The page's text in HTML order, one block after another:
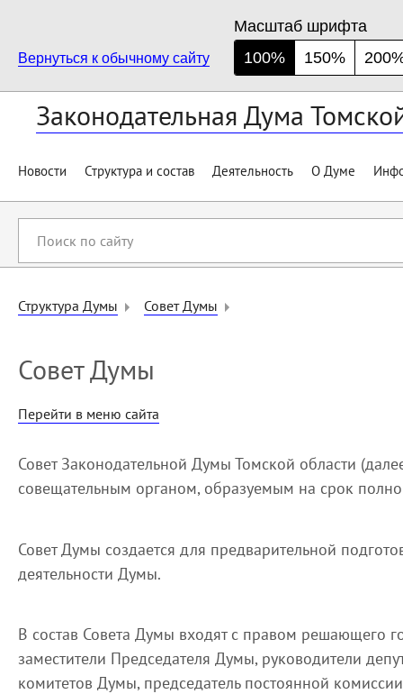
Вернуться к обычному сайту
Масштаб шрифта
100%
150%
Законодательная Дума
Новости Структура и состав Деятельность О Думе
сайту
Структура Думы
Совет Думы
Совет Думы
Перейти в меню сайта
Совет Законодательной Думы Томской области
совещательным органом, образуемым на срок
Совет Думы создается для предварительной
деятельности Думы.
В состав Совета Думы входят с правом решающего
заместители Председателя Думы, руководители
комитетов Думы, председатель постоянной